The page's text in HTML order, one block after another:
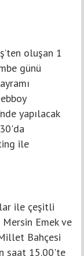
oluşan 1
günü
yapılacak
ile
ile çeşitli
Emek ve
Bahçesi
saat 15.00'te